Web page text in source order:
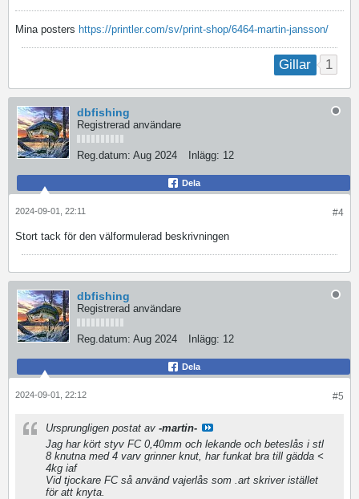
Mina posters https://printler.com/sv/print-shop/6464-martin-jansson/
Gillar 1
dbfishing
Registrerad användare
Reg.datum: Aug 2024 Inlägg: 12
Dela
#4
2024-09-01, 22:11
Stort tack för den välformulerad beskrivningen
dbfishing
Registrerad användare
Reg.datum: Aug 2024 Inlägg: 12
Dela
#5
2024-09-01, 22:12
Ursprungligen postat av -martin-
Jag har kört styv FC 0,40mm och lekande och beteslås i stl
8 knutna med 4 varv grinner knut, har funkat bra till gädda <
4kg iaf
Vid tjockare FC så använd vajerlås som .art skriver istället
för att knyta.